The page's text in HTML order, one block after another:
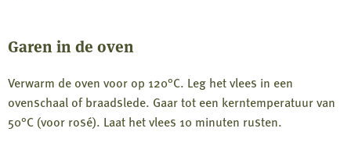
Garen in de oven
Verwarm de oven voor op 120°C. Leg het vlees in een
ovenschaal of braadslede. Gaar tot een kerntemperatuur van
50°C (voor rosé). Laat het vlees 10 minuten rusten.